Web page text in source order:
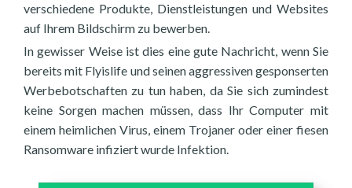
verschiedene Produkte, Dienstleistungen und Websites
auf Ihrem Bildschirm zu bewerben.
In gewisser Weise ist dies eine gute Nachricht, wenn Sie
bereits mit Flyislife und seinen aggressiven gesponserten
Werbebotschaften zu tun haben, da Sie sich zumindest
keine Sorgen machen müssen, dass Ihr Computer mit
einem heimlichen Virus, einem Trojaner oder einer fiesen
Ransomware infiziert wurde Infektion.